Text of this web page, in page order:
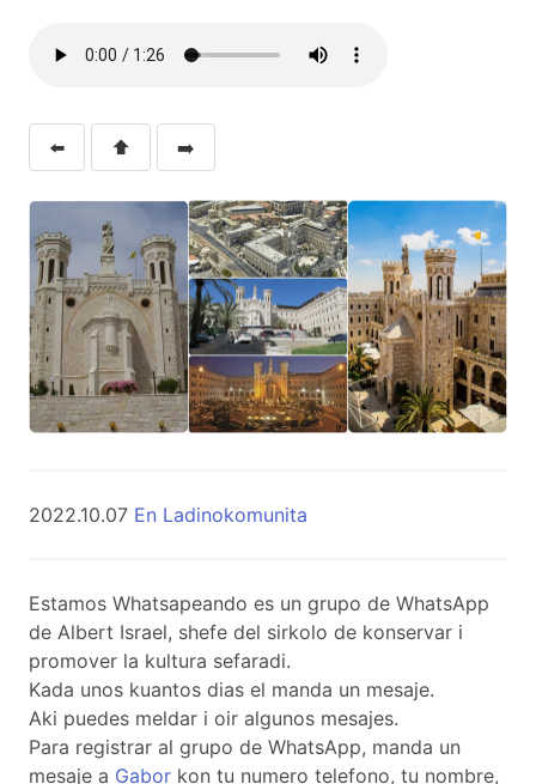
⬅️ ⬆️ ➡️
2022.10.07 En Ladinokomunita
Estamos Whatsapeando es un grupo de WhatsApp
de Albert Israel, shefe del sirkolo de konservar i
promover la kultura sefaradi.
Kada unos kuantos dias el manda un mesaje.
Aki puedes meldar i oir algunos mesajes.
Para registrar al grupo de WhatsApp, manda un
mesaje a Gabor kon tu numero telefono, tu nombre,